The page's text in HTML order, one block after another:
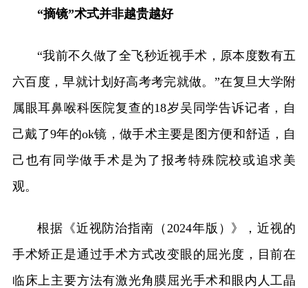
“摘镜”术式并非越贵越好
“我前不久做了全飞秒近视手术，原本度数有五
六百度，早就计划好高考考完就做。”在复旦大学附
属眼耳鼻喉科医院复查的18岁吴同学告诉记者，自
己戴了9年的ok镜，做手术主要是图方便和舒适，自
己也有同学做手术是为了报考特殊院校或追求美
观。
根据《近视防治指南（2024年版）》，近视的
手术矫正是通过手术方式改变眼的屈光度，目前在
临床上主要方法有激光角膜屈光手术和眼内人工晶